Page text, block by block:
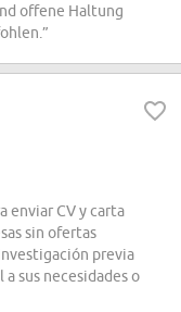
offene Haltung
enviar CV y carta
sin ofertas
previa
sus necesidades o